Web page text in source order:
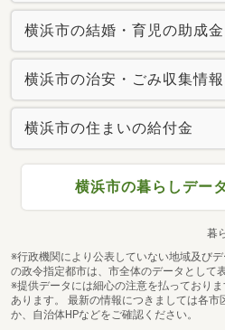
横浜市の結婚・育児の助成金
横浜市の治安・ごみ収集情報
横浜市の住まいの給付金
横浜市の暮らしデー
暮
※行政機関により公表していない地域及び
の政令指定都市は、市全体のデータとして
※提供データには細心の注意を払っており
あります。 最新の情報につきましては各市
か、自治体HPなどをご確認ください。